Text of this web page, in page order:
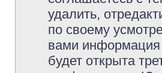
удалить,
по своему
вами информация
будет открыта